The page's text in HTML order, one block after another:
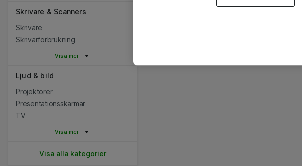
Skrivare & Scanners
Skrivare
Skrivarförbrukning
Visa mer
Ljud & bild
Projektorer
Presentationsskärmar
TV
Visa mer
Visa alla kategorier